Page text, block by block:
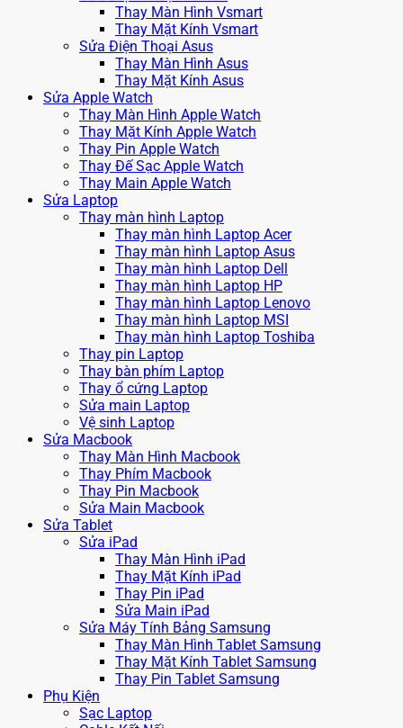
Thay Màn Hình Vsmart
Thay Mặt Kính Vsmart
Sửa Điện Thoại Asus
Thay Màn Hình Asus
Thay Mặt Kính Asus
Sửa Apple Watch
Thay Màn Hình Apple Watch
Thay Mặt Kính Apple Watch
Thay Pin Apple Watch
Thay Đế Sạc Apple Watch
Thay Main Apple Watch
Sửa Laptop
Thay màn hình Laptop
Thay màn hình Laptop Acer
Thay màn hình Laptop Asus
Thay màn hình Laptop Dell
Thay màn hình Laptop HP
Thay màn hình Laptop Lenovo
Thay màn hình Laptop MSI
Thay màn hình Laptop Toshiba
Thay pin Laptop
Thay bàn phím Laptop
Thay ổ cứng Laptop
Sửa main Laptop
Vệ sinh Laptop
Sửa Macbook
Thay Màn Hình Macbook
Thay Phím Macbook
Thay Pin Macbook
Sửa Main Macbook
Sửa Tablet
Sửa iPad
Thay Màn Hình iPad
Thay Mặt Kính iPad
Thay Pin iPad
Sửa Main iPad
Sửa Máy Tính Bảng Samsung
Thay Màn Hình Tablet Samsung
Thay Mặt Kính Tablet Samsung
Thay Pin Tablet Samsung
Phụ Kiện
Sạc Laptop